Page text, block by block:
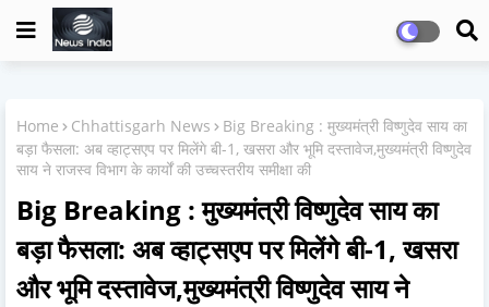
Home Chhattisgarh News
Big Breaking : मुख्यमंत्री विष्णुदेव साय का
बड़ा फैसला: अब व्हाट्सएप पर मिलेंगे बी-1, खसरा और भूमि दस्तावेज,मुख्यमंत्री विष्णुदेव
साय ने राजस्व विभाग के कार्यों की उच्चस्तरीय समीक्षा की
Big Breaking : मुख्यमंत्री विष्णुदेव साय का
बड़ा फैसला: अब व्हाट्सएप पर मिलेंगे बी-1, खसरा
और भूमि दस्तावेज,मुख्यमंत्री विष्णुदेव साय ने